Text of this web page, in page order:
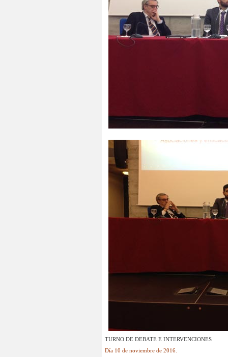
TURNO DE DEBATE E INTERVENCIONES
Día 10 de noviembre de 2016.